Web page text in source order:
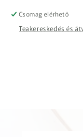
Csomag elérhető